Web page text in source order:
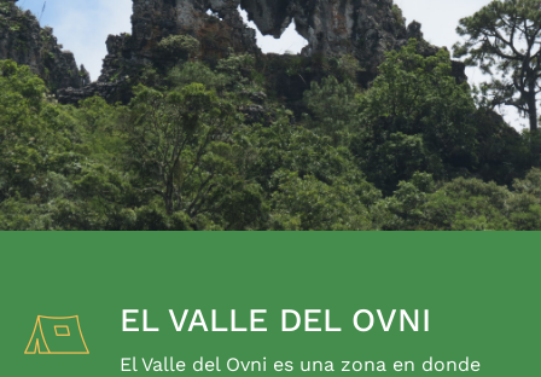
EL VALLE DEL OVNI
El Valle del Ovni es una zona en donde